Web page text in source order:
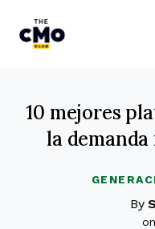
10 mejores
la
By